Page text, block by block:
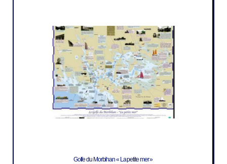
Golfe du Morbihan « La petite mer »